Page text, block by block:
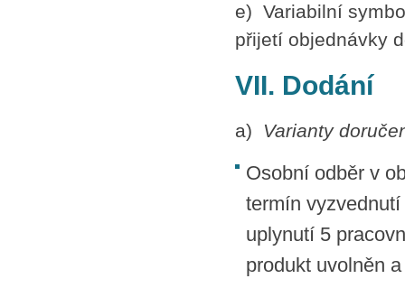
e) Variabilní
přijetí objednávky
VII. Dodání
a) Varianty
Osobní odběr v
termín
uplynutí 5
produkt uvolněn